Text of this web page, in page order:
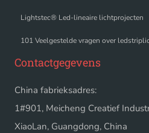
Lightstec® Led-lineaire lichtprojecten
101 Veelgestelde vragen over
Contactgegevens
China fabrieksadres:
1#901, Meicheng Creatief
XiaoLan, Guangdong, China